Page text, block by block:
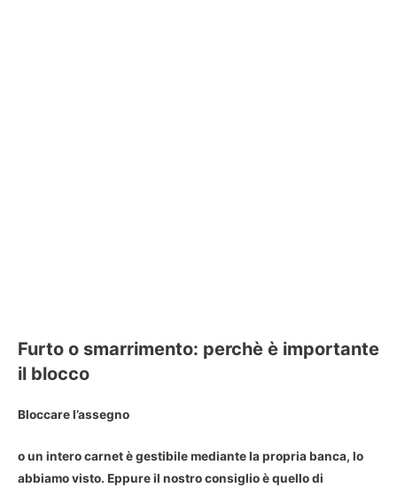
Furto o smarrimento: perchè è importante
il blocco
Bloccare l’assegno
o un intero carnet è gestibile mediante la propria banca, lo
abbiamo visto. Eppure il nostro consiglio è quello di